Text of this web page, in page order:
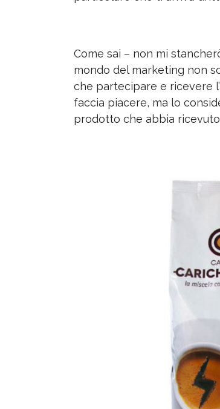
Come sai – non mi
mondo del marketing non
che partecipare e ricevere
faccia piacere, ma lo
prodotto che abbia